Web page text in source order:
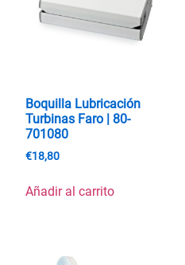
Boquilla Lubricación
Turbinas Faro | 80-
701080
€18,80
Añadir al carrito